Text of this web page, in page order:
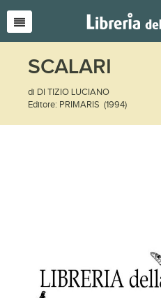
SCALARI
di DI TIZIO LUCIANO
Editore: PRIMARIS (1994)